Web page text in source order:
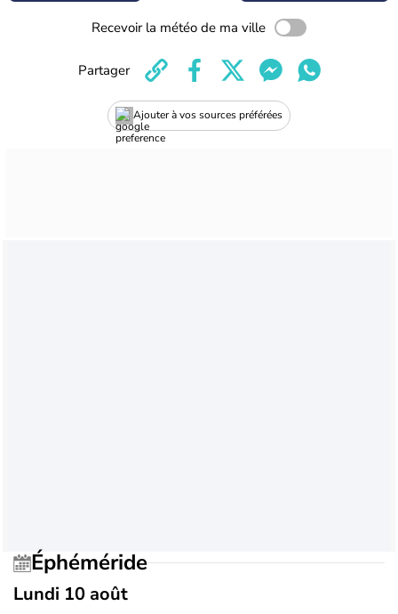
Recevoir la météo de ma ville
Ajouter à vos sources préférées
Partager
Éphéméride
Lundi 10 août